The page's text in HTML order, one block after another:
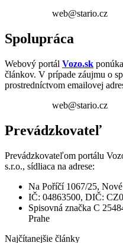
web@stario.cz
Spolupráca
Webový portál Vozo.sk
článkov. V prípade záujmu o
prostredníctvom emailovej
web@stario.cz
Prevádzkovateľ
Prevádzkovateľom portálu
s.r.o., sídliaca na adrese:
Na Poříčí 1067/25,
IČ: 04863500, DIČ:
Spisovná značka C
Prahe
Najčítanejšie články